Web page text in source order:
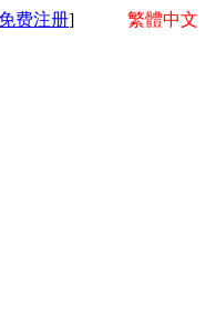
免费注册] 繁體中文